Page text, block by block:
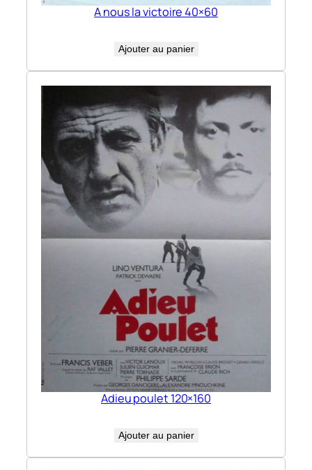
A nous la victoire 40×60
Ajouter au panier
Adieu poulet 120×160
Ajouter au panier